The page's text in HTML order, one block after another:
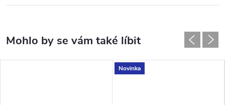
Novinka